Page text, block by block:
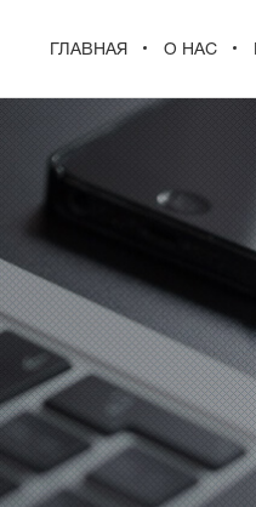
ГЛАВНАЯ О НАС